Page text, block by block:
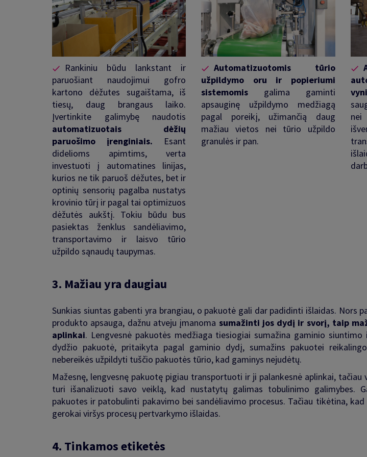
Rankiniu būdu lankstant ir
paruošiant naudojimui gofro
kartono dėžutes sugaištama, iš
tiesų, daug brangaus laiko.
Įvertinkite galimybę naudotis
automatizuotais dėžių
paruošimo įrenginiais. Esant
didelioms apimtims, verta
investuoti į automatines linijas,
kurios ne tik paruoš dėžutes, bet ir
optinių sensorių pagalba nustatys
krovinio tūrį ir pagal tai optimizuos
dėžutės aukštį. Tokiu būdu bus
pasiektas ženklus sandėliavimo,
transportavimo ir laisvo tūrio
užpildo sąnaudų taupymas.
Automatizuotomis tūrio
užpildymo oru ir popieriumi
sistemomis galima gaminti
apsauginę užpildymo medžiagą
pagal poreikį, užimančią daug
mažiau vietos nei tūrio užpildo
granulės ir pan.
nei
3. Mažiau yra daugiau
Sunkias siuntas gabenti yra brangiau, o pakuotė gali dar padidinti išlaidas. Nors
produkto apsauga, dažnu atveju įmanoma sumažinti jos dydį ir svorį, taip
aplinkai. Lengvesnė pakuotės medžiaga tiesiogiai sumažina gaminio
dydžio pakuotė, pritaikyta pagal gaminio dydį, sumažins pakuotei
nebereikės užpildyti tuščio pakuotės tūrio, kad gaminys nejudėtų.
Mažesnę, lengvesnę pakuotę pigiau transportuoti ir ji palankesnė aplinkai,
turi išanalizuoti savo veiklą, kad nustatytų galimas tobulinimo galimybes.
pakuotes ir patobulinti pakavimo bei sandėliavimo procesus. Tačiau tikėtina,
gerokai viršys procesų pertvarkymo išlaidas.
4. Tinkamos etiketės